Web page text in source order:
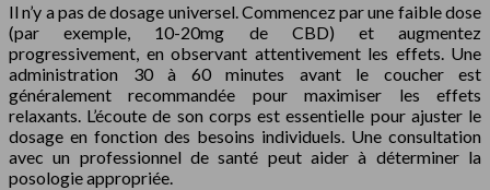
Il n’y a pas de dosage universel. Commencez par une faible dose
(par exemple, 10-20mg de CBD) et augmentez
progressivement, en observant attentivement les effets. Une
administration 30 à 60 minutes avant le coucher est
généralement recommandée pour maximiser les effets
relaxants. L’écoute de son corps est essentielle pour ajuster le
dosage en fonction des besoins individuels. Une consultation
avec un professionnel de santé peut aider à déterminer la
posologie appropriée.